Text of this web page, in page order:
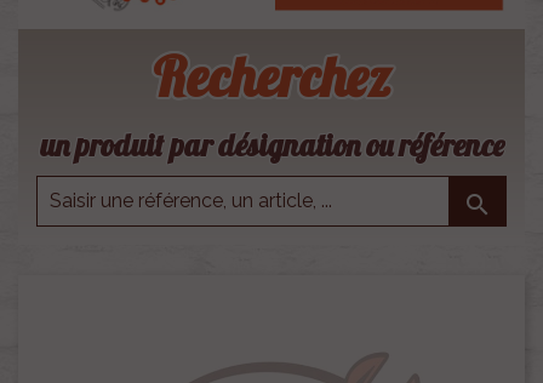
Recherchez
un produit par désignation ou référence
